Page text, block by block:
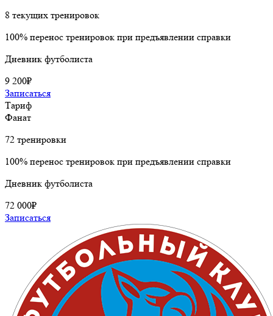
8 текущих тренировок
100% перенос тренировок при предъявлении справки
Дневник футболиста
9 200₽
Записаться
Тариф
Фанат
72 тренировки
100% перенос тренировок при предъявлении справки
Дневник футболиста
72 000₽
Записаться